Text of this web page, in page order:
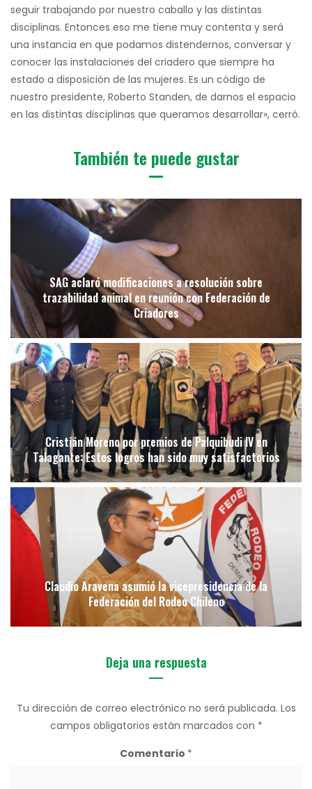
seguir trabajando por nuestro caballo y las distintas
disciplinas. Entonces eso me tiene muy contenta y será
una instancia en que podamos distendernos, conversar y
conocer las instalaciones del criadero que siempre ha
estado a disposición de las mujeres. Es un código de
nuestro presidente, Roberto Standen, de darnos el espacio
en las distintas disciplinas que queramos desarrollar», cerró.
También te puede gustar
SAG aclaró modificaciones a resolución sobre
trazabilidad animal en reunión con Federación de
Criadores
Cristián Moreno por premios de Palquibudi IV en
Talagante: Estos logros han sido muy satisfactorios
Claudio Aravena asumió la vicepresidencia de la
Federación del Rodeo Chileno
Deja una respuesta
Tu dirección de correo electrónico no será publicada. Los
campos obligatorios están marcados con *
Comentario *